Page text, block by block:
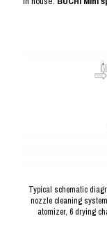
Typical schematic
nozzle cleaning
atomizer, 6 drying